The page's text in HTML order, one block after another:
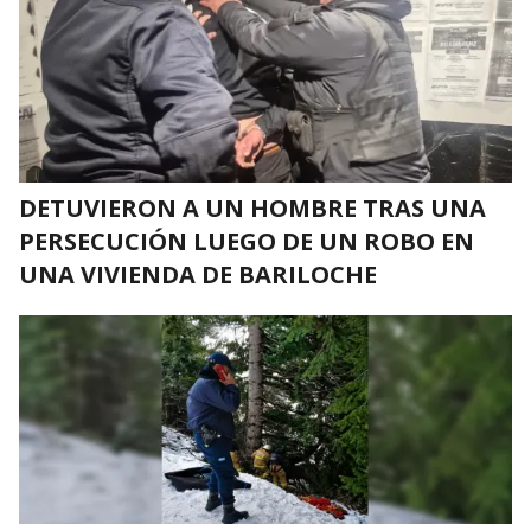
DETUVIERON A UN HOMBRE TRAS UNA
PERSECUCIÓN LUEGO DE UN ROBO EN
UNA VIVIENDA DE BARILOCHE